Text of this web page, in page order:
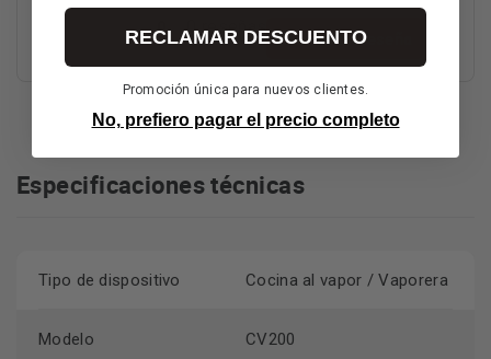
Prepara guarniciones completas de forma sencilla gracias
Facilita la cocción perfecta de alimentos delicados
usando los soportes en rejilla para huevos.
0 0 reseñas
Escribe un reseña
Especificaciones técnicas
Tipo de dispositivo Cocina al vapor / Vaporera
Modelo CV200
RECLAMAR DESCUENTO
Promoción única para nuevos clientes.
No, prefiero pagar el precio completo